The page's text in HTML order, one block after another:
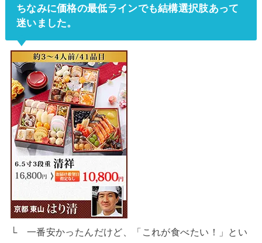
ちなみに価格の最低ラインでも結構選択肢あって
迷いました。
└ 一番安かったんだけど、「これが食べたい！」とい